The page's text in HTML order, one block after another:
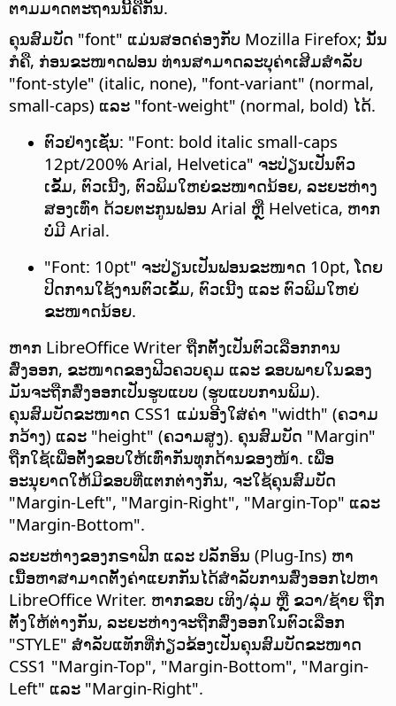
ຕາມມາດຕະຖານນີ້ຄືກັນ.
ຄຸນສົມບັດ "font" ແມ່ນສອດຄ່ອງກັບ Mozilla Firefox; ນັ້ນ
ກໍຄື, ກ່ອນຂະໜາດຟອນ ທ່ານສາມາດລະບຸຄ່າເສີມສຳລັບ
"font-style" (italic, none), "font-variant" (normal,
small-caps) ແລະ "font-weight" (normal, bold) ໄດ້.
ຕົວຢ່າງເຊັ່ນ: "Font: bold italic small-caps
12pt/200% Arial, Helvetica" ຈະປ່ຽນເປັນຕົວ
ເຂັ້ມ, ຕົວເນີ້ງ, ຕົວພິມໃຫຍ່ຂະໜາດນ້ອຍ, ລະຍະຫ່າງ
ສອງເທົ່າ ດ້ວຍຕະກູນຟອນ Arial ຫຼື Helvetica, ຫາກ
ບໍ່ມີ Arial.
"Font: 10pt" ຈະປ່ຽນເປັນຟອນຂະໜາດ 10pt, ໂດຍ
ປິດການໃຊ້ງານຕົວເຂັ້ມ, ຕົວເນີ້ງ ແລະ ຕົວພິມໃຫຍ່
ຂະໜາດນ້ອຍ.
ຫາກ LibreOffice Writer ຖືກຕັ້ງເປັນຕົວເລືອກການ
ສົ່ງອອກ, ຂະໜາດຂອງຟີວຄວບຄຸມ ແລະ ຂອບພາຍໃນຂອງ
ມັນຈະຖືກສົ່ງອອກເປັນຮູບແບບ (ຮູບແບບການພິມ).
ຄຸນສົມບັດຂະໜາດ CSS1 ແມ່ນອີງໃສ່ຄ່າ "width" (ຄວາມ
ກວ້າງ) ແລະ "height" (ຄວາມສູງ). ຄຸນສົມບັດ "Margin"
ຖືກໃຊ້ເພື່ອຕັ້ງຂອບໃຫ້ເທົ່າກັນທຸກດ້ານຂອງໜ້າ. ເພື່ອ
ອະນຸຍາດໃຫ້ມີຂອບທີ່ແຕກຕ່າງກັນ, ຈະໃຊ້ຄຸນສົມບັດ
"Margin-Left", "Margin-Right", "Margin-Top" ແລະ
"Margin-Bottom".
ລະຍະຫ່າງຂອງກຣາຟິກ ແລະ ປລັກອິນ (Plug-Ins) ຫາ
ເນື້ອຫາສາມາດຕັ້ງຄ່າແຍກກັນໄດ້ສຳລັບການສົ່ງອອກໄປຫາ
LibreOffice Writer. ຫາກຂອບ ເທິງ/ລຸ່ມ ຫຼື ຂວາ/ຊ້າຍ ຖືກ
ຕັ້ງໃຫ້ຕ່າງກັນ, ລະຍະຫ່າງຈະຖືກສົ່ງອອກໃນຕົວເລືອກ
"STYLE" ສຳລັບແທັກທີ່ກ່ຽວຂ້ອງເປັນຄຸນສົມບັດຂະໜາດ
CSS1 "Margin-Top", "Margin-Bottom", "Margin-
Left" ແລະ "Margin-Right".